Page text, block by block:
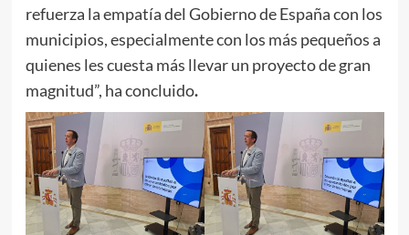
refuerza la empatía del Gobierno de España con los
municipios, especialmente con los más pequeños a
quienes les cuesta más llevar un proyecto de gran
magnitud”, ha concluido.